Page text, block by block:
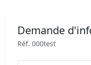
Demande
Réf. 000test